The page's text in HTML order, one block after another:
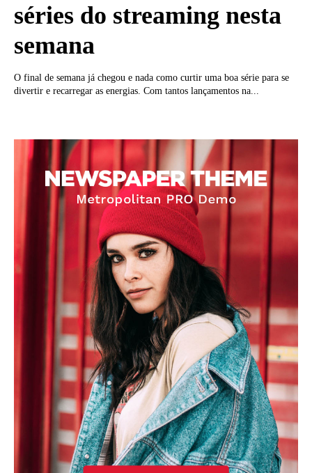
séries do streaming nesta
semana
O final de semana já chegou e nada como curtir uma boa série para se
divertir e recarregar as energias. Com tantos lançamentos na...